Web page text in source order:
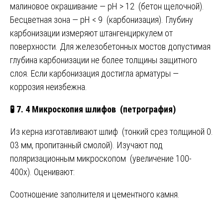
малиновое окрашивание — pH > 12 (бетон щелочной).
Бесцветная зона — pH < 9 (карбонизация). Глубину
карбонизации измеряют штангенциркулем от
поверхности. Для железобетонных мостов допустимая
глубина карбонизации не более толщины защитного
слоя. Если карбонизация достигла арматуры —
коррозия неизбежна.
🧪 7. 4 Микроскопия шлифов (петрография)
Из керна изготавливают шлиф (тонкий срез толщиной 0.
03 мм, пропитанный смолой). Изучают под
поляризационным микроскопом (увеличение 100-
400х). Оценивают:
Соотношение заполнителя и цементного камня.